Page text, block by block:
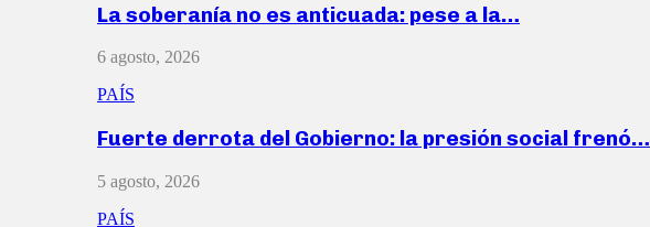
La soberanía no es anticuada: pese a la…
6 agosto, 2026
PAÍS
Fuerte derrota del Gobierno: la presión social frenó…
5 agosto, 2026
PAÍS